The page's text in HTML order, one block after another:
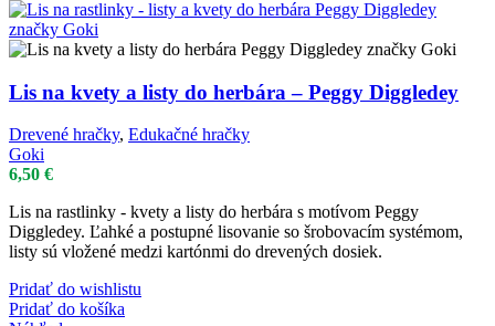
Lis na kvety a listy do herbára – Peggy Diggledey
Drevené hračky, Edukačné hračky
Goki
6,50 €
Lis na rastlinky - kvety a listy do herbára s motívom Peggy
Diggledey. Ľahké a postupné lisovanie so šrobovacím systémom,
listy sú vložené medzi kartónmi do drevených dosiek.
Pridať do wishlistu
Pridať do košíka